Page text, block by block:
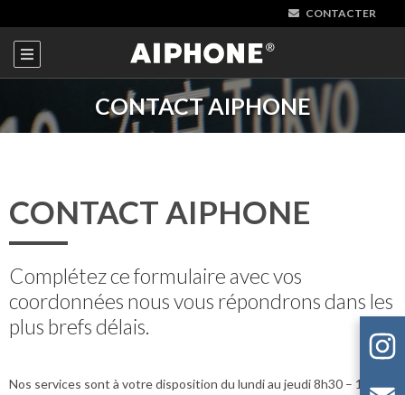
CONTACTER
CONTACT AIPHONE
CONTACT AIPHONE
Complétez ce formulaire avec vos
coordonnées nous vous répondrons dans les
plus brefs délais.
Nos services sont à votre disposition du lundi au jeudi 8h30 – 12h et